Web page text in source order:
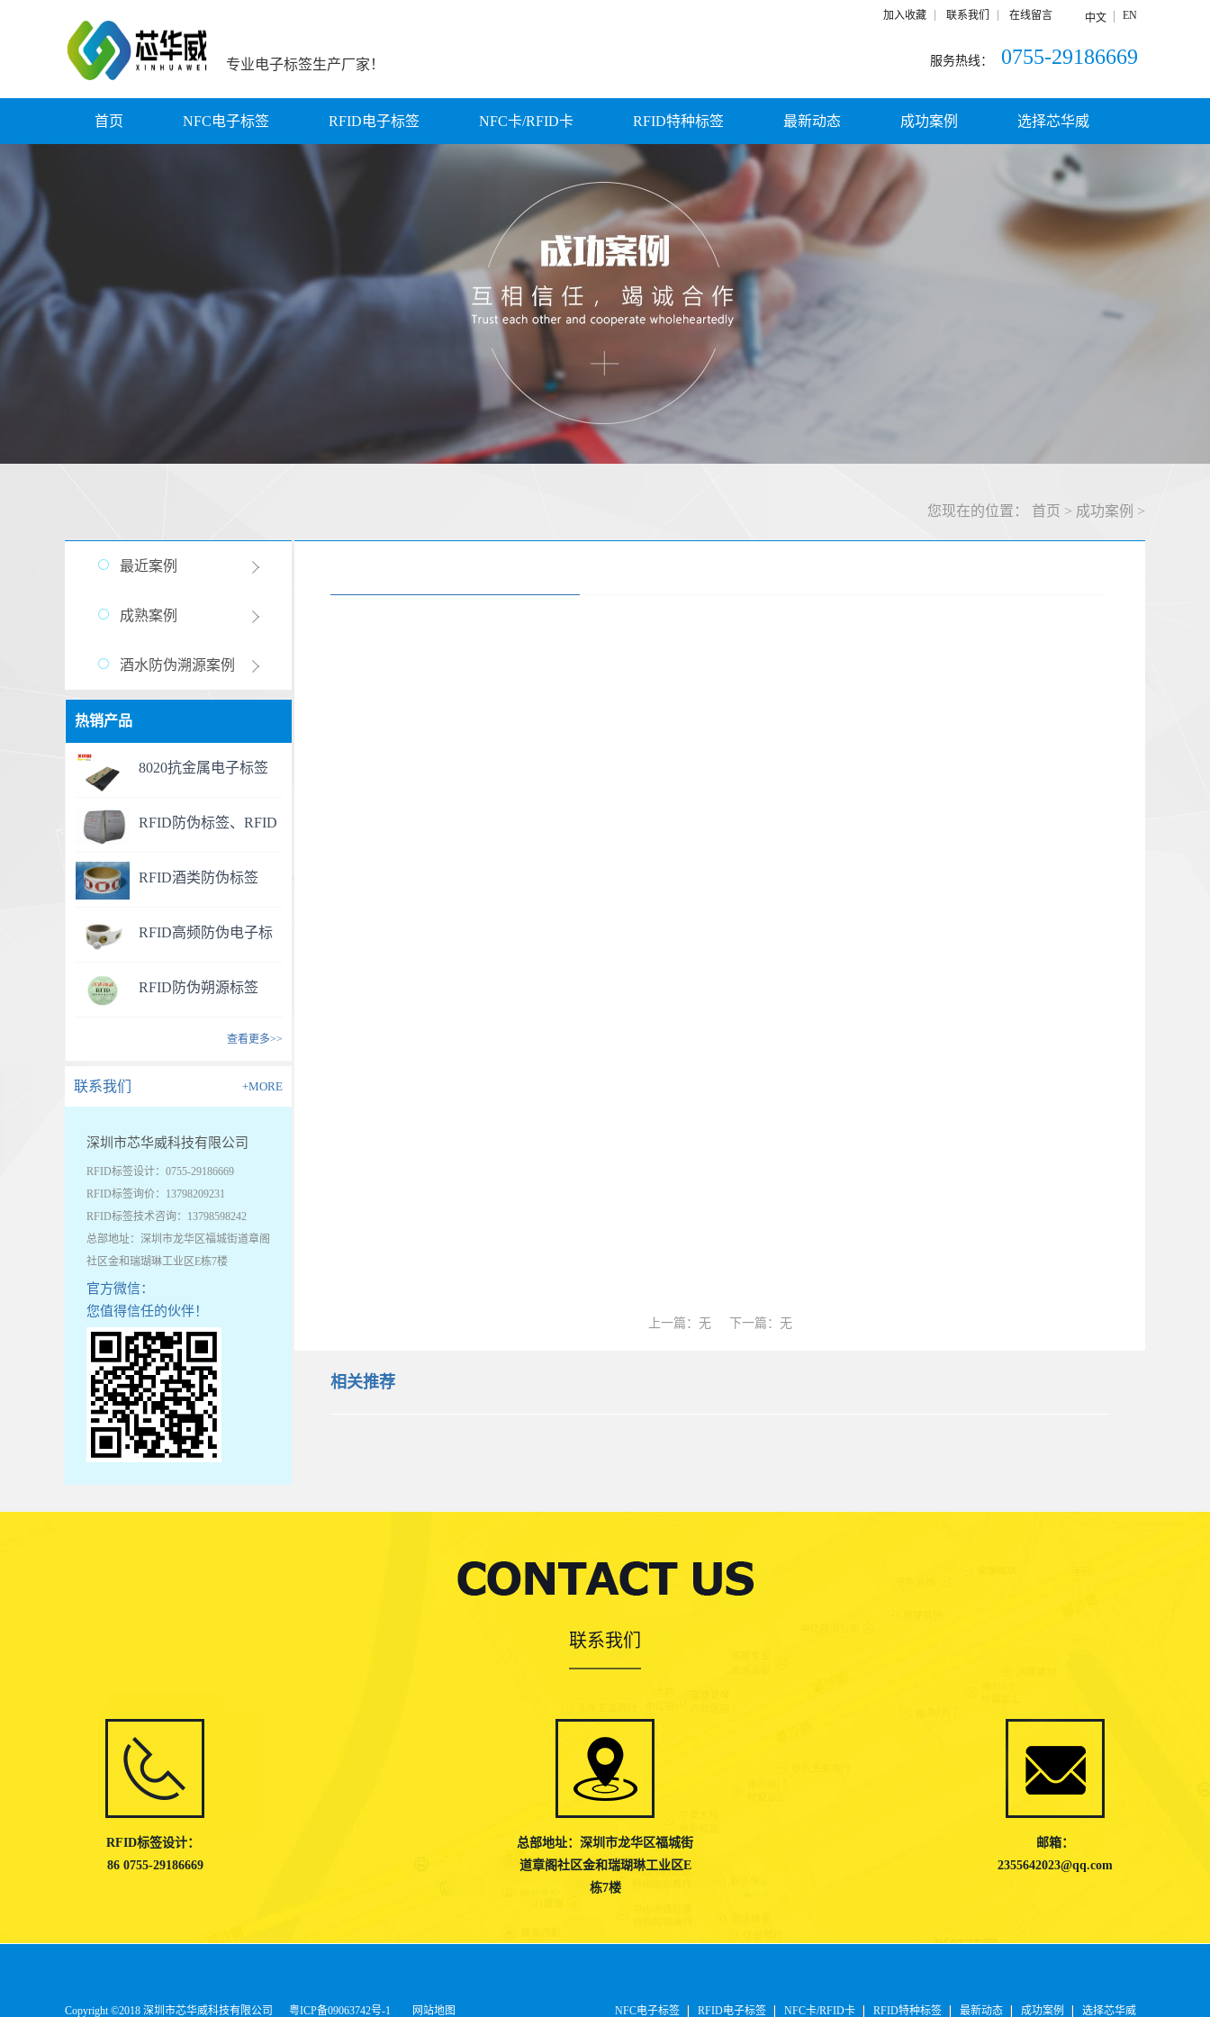
加入收藏 联系我们 在线留言 中文 EN
专业电子标签生产厂家！ 服务热线： 0755-29186669
首页 NFC电子标签 RFID电子标签 NFC卡/RFID卡 RFID特种标签 最新动态 成功案例 选择芯华威
您现在的位置： 首页 > 成功案例 >
最近案例
成熟案例
酒水防伪溯源案例
热销产品
8020抗金属电子标签
RFID防伪标签、RFID
RFID酒类防伪标签
RFID高频防伪电子标
RFID防伪朔源标签
查看更多>>
联系我们 +MORE
深圳市芯华威科技有限公司
RFID标签设计：0755-29186669
RFID标签询价：13798209231
RFID标签技术咨询：13798598242
总部地址：深圳市龙华区福城街道章阁
社区金和瑞瑚琳工业区E栋7楼
官方微信：
您值得信任的伙伴！
上一篇：无 下一篇：无
相关推荐
联系我们
RFID标签设计：
86 0755-29186669
总部地址：深圳市龙华区福城街
道章阁社区金和瑞瑚琳工业区E
栋7楼
邮箱：
2355642023@qq.com
Copyright ©2018 深圳市芯华威科技有限公司 粤ICP备09063742号-1 网站地图 NFC电子标签 RFID电子标签 NFC卡/RFID卡 RFID特种标签 最新动态 成功案例 选择芯华威